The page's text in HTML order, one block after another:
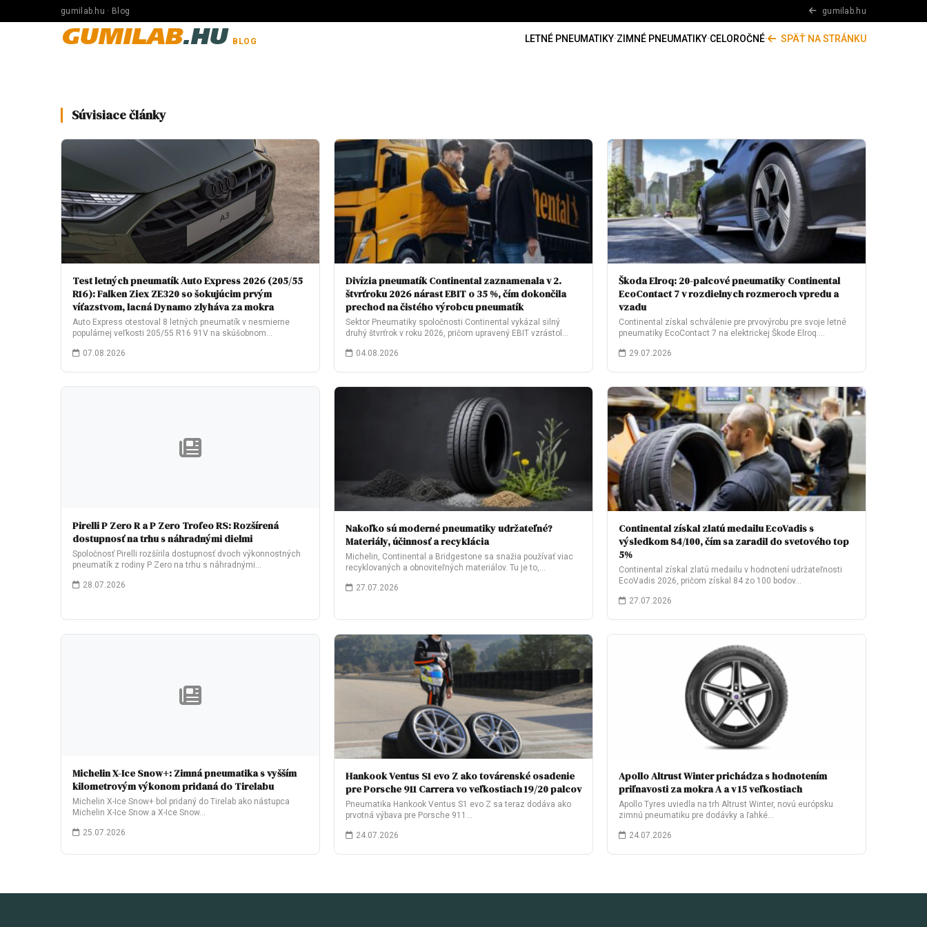
gumilab.hu · Blog gumilab.hu
GUMILAB.HU BLOG LETNÉ PNEUMATIKY·ZIMNÉ PNEUMATIKY·CELOROČNÉ· SPÄŤ NA STRÁNKU
Súvisiace články
Test letných pneumatík Auto Express 2026 (205/55
R16): Falken Ziex ZE320 so šokujúcim prvým
víťazstvom, lacná Dynamo zlyháva za mokra
Auto Express otestoval 8 letných pneumatík v nesmierne
populárnej veľkosti 205/55 R16 91V na skúšobnom…
07.08.2026
Divízia pneumatík Continental zaznamenala v 2.
štvrťroku 2026 nárast EBIT o 35 %, čím dokončila
prechod na čistého výrobcu pneumatík
Sektor Pneumatiky spoločnosti Continental vykázal silný
druhý štvrťrok v roku 2026, pričom upravený EBIT vzrástol…
04.08.2026
Škoda Elroq: 20-palcové pneumatiky Continental
EcoContact 7 v rozdielnych rozmeroch vpredu a
vzadu
Continental získal schválenie pre prvovýrobu pre svoje letné
pneumatiky EcoContact 7 na elektrickej Škode Elroq.…
29.07.2026
Pirelli P Zero R a P Zero Trofeo RS: Rozšírená
dostupnosť na trhu s náhradnými dielmi
Spoločnosť Pirelli rozšírila dostupnosť dvoch výkonnostných
pneumatík z rodiny P Zero na trhu s náhradnými…
28.07.2026
Nakoľko sú moderné pneumatiky udržateľné?
Materiály, účinnosť a recyklácia
Michelin, Continental a Bridgestone sa snažia používať viac
recyklovaných a obnoviteľných materiálov. Tu je to,…
27.07.2026
Continental získal zlatú medailu EcoVadis s
výsledkom 84/100, čím sa zaradil do svetového top
5%
Continental získal zlatú medailu v hodnotení udržateľnosti
EcoVadis 2026, pričom získal 84 zo 100 bodov…
27.07.2026
Michelin X-Ice Snow+: Zimná pneumatika s vyšším
kilometrovým výkonom pridaná do Tirelabu
Michelin X-Ice Snow+ bol pridaný do Tirelab ako nástupca
Michelin X-Ice Snow a X-Ice Snow…
25.07.2026
Hankook Ventus S1 evo Z ako továrenské osadenie
pre Porsche 911 Carrera vo veľkostiach 19/20 palcov
Pneumatika Hankook Ventus S1 evo Z sa teraz dodáva ako
prvotná výbava pre Porsche 911…
24.07.2026
Apollo Altrust Winter prichádza s hodnotením
priľnavosti za mokra A a v 15 veľkostiach
Apollo Tyres uviedla na trh Altrust Winter, novú európsku
zimnú pneumatiku pre dodávky a ľahké…
24.07.2026